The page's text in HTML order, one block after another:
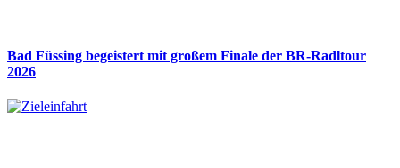
Bad Füssing begeistert mit großem Finale der BR-Radltour
2026